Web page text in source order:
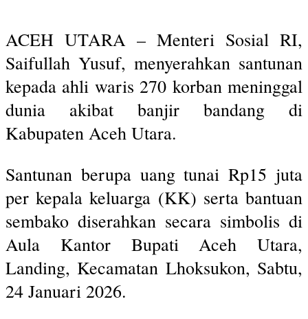
ACEH UTARA – Menteri Sosial RI,
Saifullah Yusuf, menyerahkan santunan
kepada ahli waris 270 korban meninggal
dunia akibat banjir bandang di
Kabupaten Aceh Utara.
Santunan berupa uang tunai Rp15 juta
per kepala keluarga (KK) serta bantuan
sembako diserahkan secara simbolis di
Aula Kantor Bupati Aceh Utara,
Landing, Kecamatan Lhoksukon, Sabtu,
24 Januari 2026.